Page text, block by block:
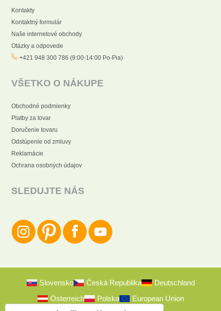
Kontakty
Kontaktný formulár
Naše internetové obchody
Otázky a odpovede
+421 948 300 786 (9:00-14:00 Po-Pia)
VŠETKO O NÁKUPE
Obchodné podmienky
Platby za tovar
Doručenie tovaru
Odstúpenie od zmluvy
Reklamácie
Ochrana osobných údajov
SLEDUJTE NÁS
Slovensko Česká Republika
Deutschland
Österreich
Polska European Union